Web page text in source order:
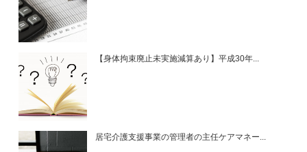
【身体拘束廃止未実施減算あり】平成30年...
居宅介護支援事業の管理者の主任ケアマネー...